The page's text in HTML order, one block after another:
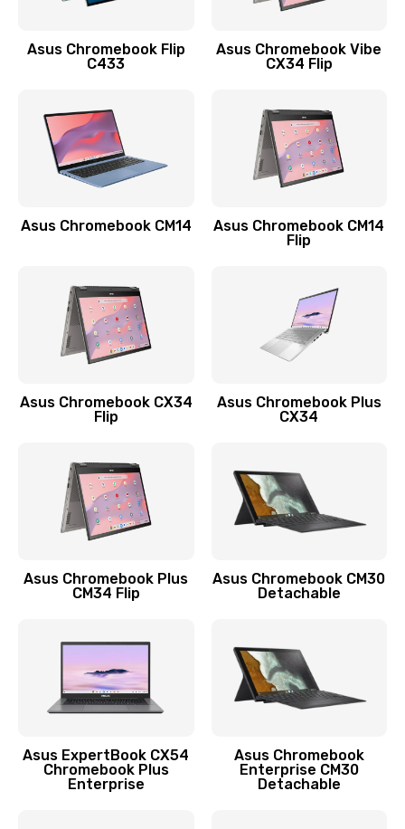
Заказать
Замена разъема зарядки (питания)
390 руб.
Замена разъёма наушников (гарнитуры)
Замена кнопок громкости
Защита гидрогелевой пленкой
Замена аккумулятора
890 руб.
Заказать
Asus Chromebook Flip
C433
Asus Chromebook Vibe
CX34 Flip
Asus Chromebook CM14
Asus Chromebook CM14
Flip
Asus Chromebook CX34
Flip
Asus Chromebook Plus
CX34
Asus Chromebook Plus
CM34 Flip
Asus Chromebook CM30
Detachable
Asus ExpertBook CX54
Chromebook Plus
Enterprise
Asus Chromebook
Enterprise CM30
Detachable